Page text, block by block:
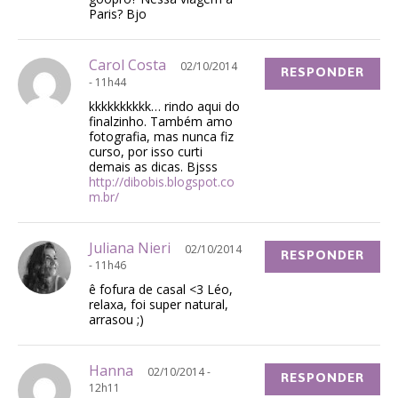
Paris? Bjo
Carol Costa
02/10/2014
- 11h44
kkkkkkkkkk… rindo aqui do
finalzinho. Também amo
fotografia, mas nunca fiz
curso, por isso curti
demais as dicas. Bjsss
http://dibobis.blogspot.co
m.br/
RESPONDER
Juliana Nieri
02/10/2014
- 11h46
ê fofura de casal <3 Léo,
relaxa, foi super natural,
arrasou ;)
RESPONDER
Hanna
02/10/2014 -
12h11
RESPONDER